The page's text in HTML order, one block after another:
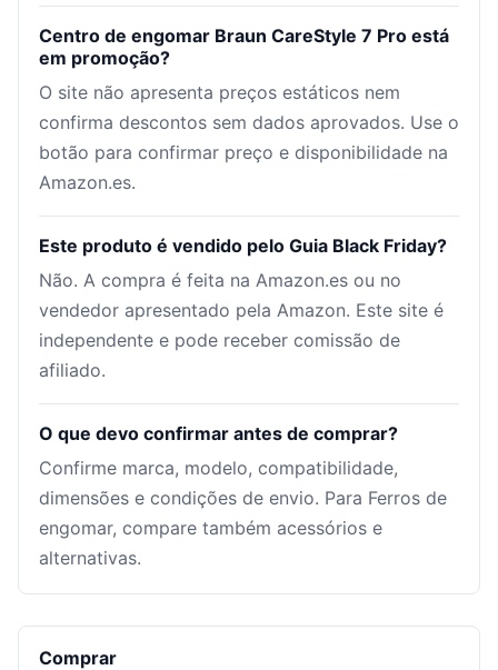
Centro de engomar Braun CareStyle 7 Pro está
em promoção?
O site não apresenta preços estáticos nem
confirma descontos sem dados aprovados. Use o
botão para confirmar preço e disponibilidade na
Amazon.es.
Este produto é vendido pelo Guia Black Friday?
Não. A compra é feita na Amazon.es ou no
vendedor apresentado pela Amazon. Este site é
independente e pode receber comissão de
afiliado.
O que devo confirmar antes de comprar?
Confirme marca, modelo, compatibilidade,
dimensões e condições de envio. Para Ferros de
engomar, compare também acessórios e
alternativas.
Comprar